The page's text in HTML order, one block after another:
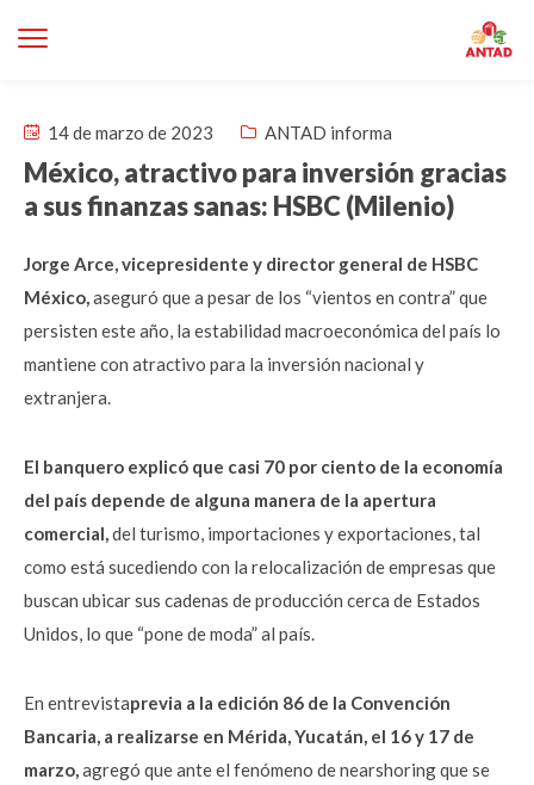
14 de marzo de 2023 ANTAD informa
México, atractivo para inversión gracias
a sus finanzas sanas: HSBC (Milenio)
Jorge Arce, vicepresidente y director general de HSBC
México,aseguró que a pesar de los “vientos en contra” que
persisten este año, la estabilidad macroeconómica del país lo
mantiene con atractivo para la inversión nacional y
extranjera.
El banquero explicó que casi 70 por ciento de la economía
del país depende de alguna manera de la apertura
comercial,del turismo, importaciones y exportaciones, tal
como está sucediendo con la relocalización de empresas que
buscan ubicar sus cadenas de producción cerca de Estados
Unidos, lo que “pone de moda” al país.
En entrevistaprevia a la edición 86 de la Convención
Bancaria, a realizarse en Mérida, Yucatán, el 16 y 17 de
marzo,agregó que ante el fenómeno de nearshoring que se